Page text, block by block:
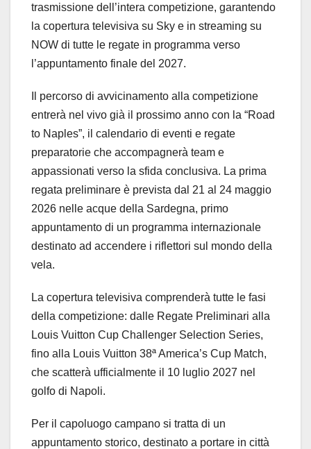
trasmissione dell’intera competizione, garantendo
la copertura televisiva su Sky e in streaming su
NOW di tutte le regate in programma verso
l’appuntamento finale del 2027.
Il percorso di avvicinamento alla competizione
entrerà nel vivo già il prossimo anno con la “Road
to Naples”, il calendario di eventi e regate
preparatorie che accompagnerà team e
appassionati verso la sfida conclusiva. La prima
regata preliminare è prevista dal 21 al 24 maggio
2026 nelle acque della Sardegna, primo
appuntamento di un programma internazionale
destinato ad accendere i riflettori sul mondo della
vela.
La copertura televisiva comprenderà tutte le fasi
della competizione: dalle Regate Preliminari alla
Louis Vuitton Cup Challenger Selection Series,
fino alla Louis Vuitton 38ª America’s Cup Match,
che scatterà ufficialmente il 10 luglio 2027 nel
golfo di Napoli.
Per il capoluogo campano si tratta di un
appuntamento storico, destinato a portare in città